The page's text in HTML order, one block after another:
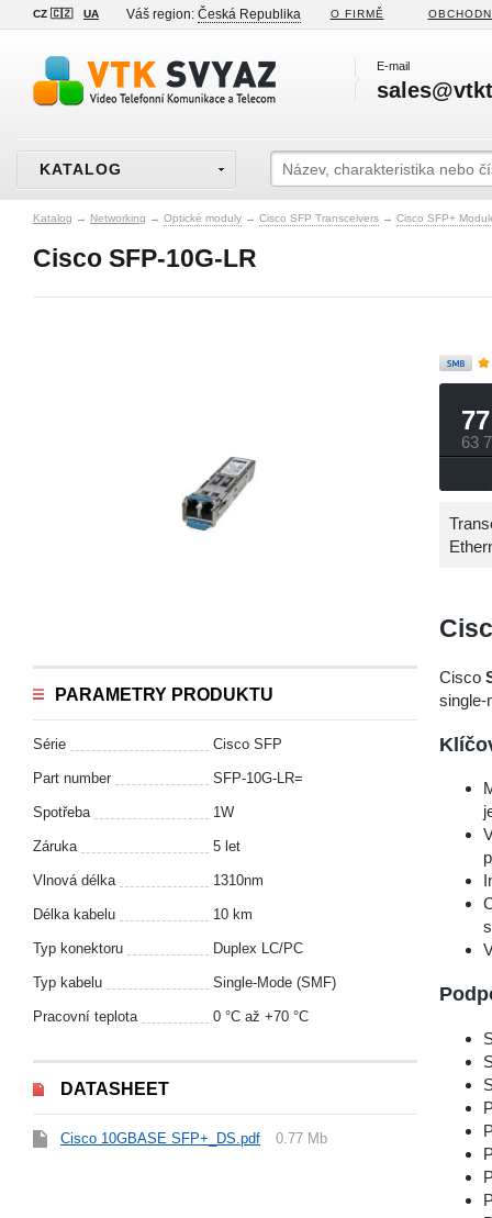
CZ 🇨🇿 UA Váš region: Česká Republika O FIRMĚ
E-mail
KATALOG
Katalog → Networking → Optické moduly → Cisco SFP Transceivers → Cisco SFP+
Cisco SFP-10G-LR
PARAMETRY PRODUKTU
Série Cisco SFP
Part number SFP-10G-LR=
Spotřeba 1W
Záruka 5 let
Vlnová délka 1310nm
Délka kabelu 10 km
Typ konektoru Duplex LC/PC
Typ kabelu Single-Mode (SMF)
Pracovní teplota 0 °С až +70 °C
DATASHEET
Cisco 10GBASE SFP+_DS.pdf 0.77 Mb
63
Cisco
single-